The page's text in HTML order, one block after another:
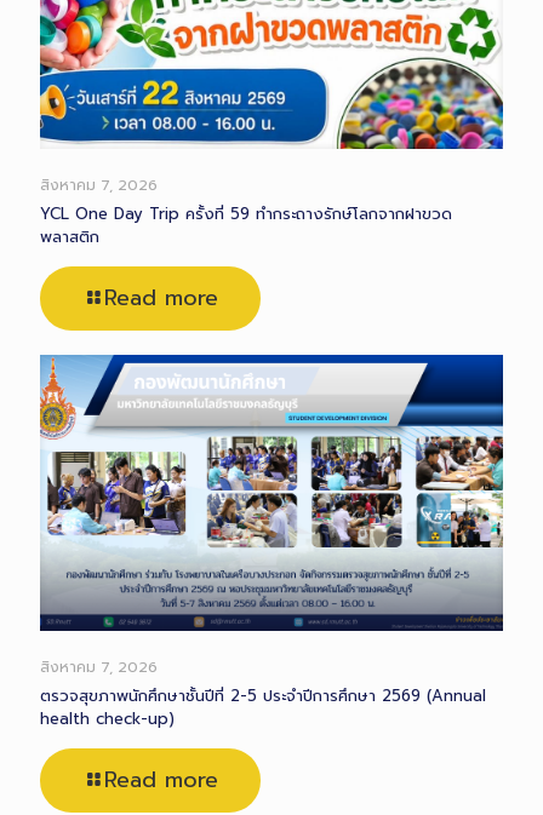
สิงหาคม 7, 2026
YCL One Day Trip ครั้งที่ 59 ทำกระถางรักษ์โลกจากฝาขวด
พลาสติก
Read more
สิงหาคม 7, 2026
ตรวจสุขภาพนักศึกษาชั้นปีที่ 2-5 ประจำปีการศึกษา 2569 (Annual
health check-up)
Read more